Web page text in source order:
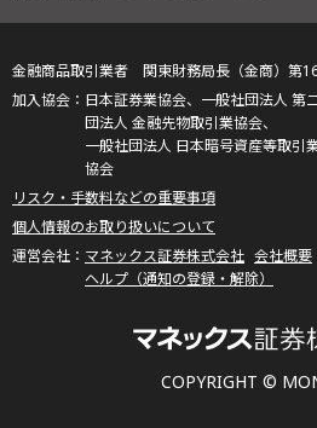
COPYRIGHT ©
金融商品取引業者 関東財務局長（金商）第
日本証券業協会、一般社団法人 第
団法人 金融先物取引業協会、
一般社団法人 日本暗号資産等取引
協会
リスク・手数料などの重要事項
個人情報のお取り扱いについて
マネックス証券株式会社 会社概要
ヘルプ（通知の登録・解除）